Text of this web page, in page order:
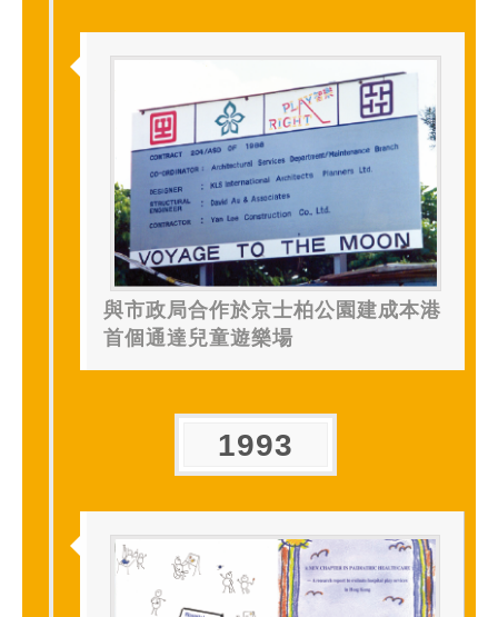
與市政局合作於京士柏公園建成本港
首個通達兒童遊樂場
1993